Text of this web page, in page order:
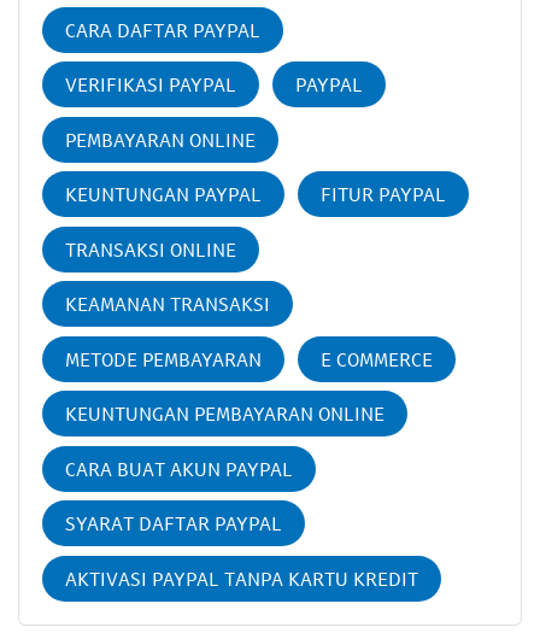
CARA DAFTAR PAYPAL
VERIFIKASI PAYPAL PAYPAL
PEMBAYARAN ONLINE
KEUNTUNGAN PAYPAL FITUR PAYPAL
TRANSAKSI ONLINE
KEAMANAN TRANSAKSI
METODE PEMBAYARAN E COMMERCE
KEUNTUNGAN PEMBAYARAN ONLINE
CARA BUAT AKUN PAYPAL
SYARAT DAFTAR PAYPAL
AKTIVASI PAYPAL TANPA KARTU KREDIT